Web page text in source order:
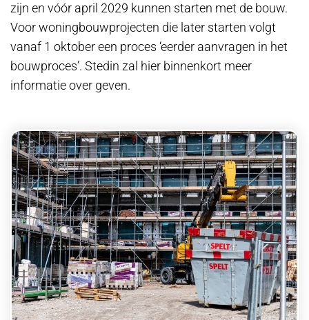
zijn en vóór april 2029 kunnen starten met de bouw.
Voor woningbouwprojecten die later starten volgt
vanaf 1 oktober een proces ‘eerder aanvragen in het
bouwproces’. Stedin zal hier binnenkort meer
informatie over geven.